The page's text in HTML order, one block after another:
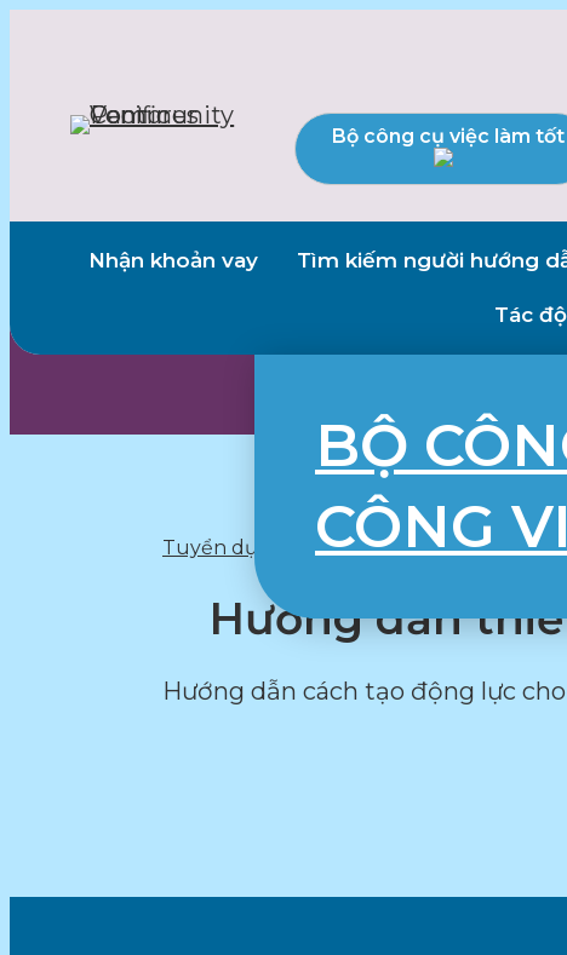
Bộ công cụ việc làm tốt
Nhận khoản vay Tìm kiếm người hướng
Tác
BỘ
CÔNG
Tuyển dụng
Hướng dẫn
Hướng dẫn cách tạo động lực